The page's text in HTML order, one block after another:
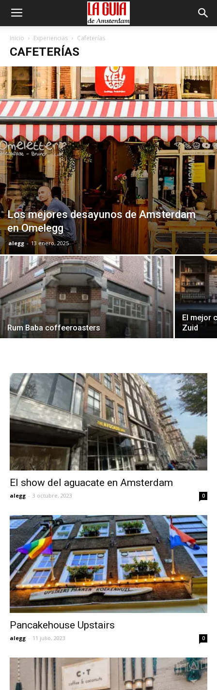
Inicio Experiencias Cafeterías
CAFETERÍAS
Los mejores desayunos de Amsterdam
en Omelegg
alegg - 13 enero, 2025
Rum Baba coffeeroasters
El mejor
Zuid
El show del aguacate en Amsterdam
alegg - 3 octubre, 2023 0
Pancakehouse Upstairs
alegg - 11 julio, 2023 0